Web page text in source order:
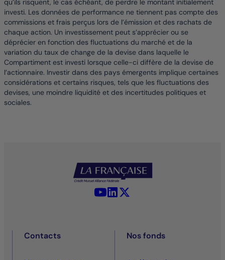
qu’ils risquent, le cas échéant, de perdre le montant initialement
investi. Les données de performance ne tiennent pas compte des
commissions et frais perçus lors de l’émission et des rachats de
chaque action. Un investissement peut s’apprécier ou se
déprécier en fonction des fluctuations du marché et de la
variation du taux de change de la devise dans laquelle le
Compartiment est investi lorsque celle-ci diffère de la devise de
l’actionnaire. Investir dans des pays émergents implique certaines
considérations et certains risques, tels que les fluctuations des
devises, une moindre liquidité et des incertitudes politiques et
sociales.
YouTube - La Française
LinkedIn - La Française
Contacts Nos fonds